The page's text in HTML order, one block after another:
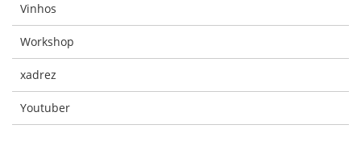
Vinhos
Workshop
xadrez
Youtuber